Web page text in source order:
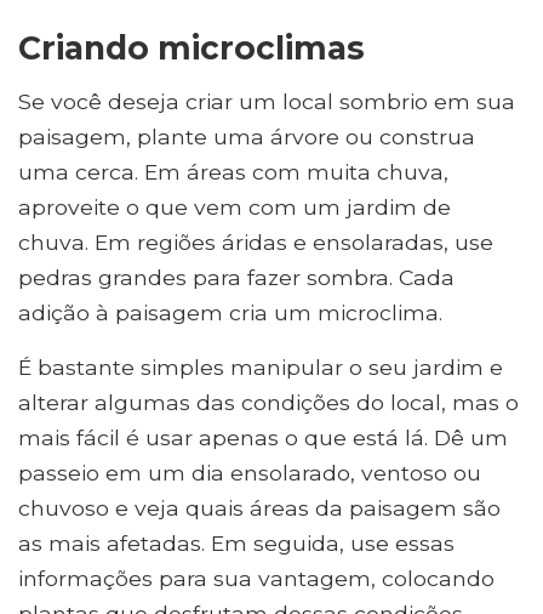
Criando microclimas
Se você deseja criar um local sombrio em sua
paisagem, plante uma árvore ou construa
uma cerca. Em áreas com muita chuva,
aproveite o que vem com um jardim de
chuva. Em regiões áridas e ensolaradas, use
pedras grandes para fazer sombra. Cada
adição à paisagem cria um microclima.
É bastante simples manipular o seu jardim e
alterar algumas das condições do local, mas o
mais fácil é usar apenas o que está lá. Dê um
passeio em um dia ensolarado, ventoso ou
chuvoso e veja quais áreas da paisagem são
as mais afetadas. Em seguida, use essas
informações para sua vantagem, colocando